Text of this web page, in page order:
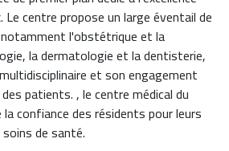
Le centre propose un large éventail de
l'obstétrique et la
la dermatologie et la dentisterie,
et son engagement
patients. , le centre médical du
confiance des résidents pour leurs
de santé.